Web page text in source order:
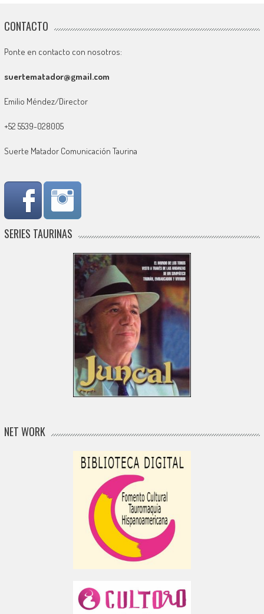
CONTACTO
Ponte en contacto con nosotros:
suertematador@gmail.com
Emilio Méndez/Director
+52 5539-028005
Suerte Matador Comunicación Taurina
SERIES TAURINAS
NET WORK